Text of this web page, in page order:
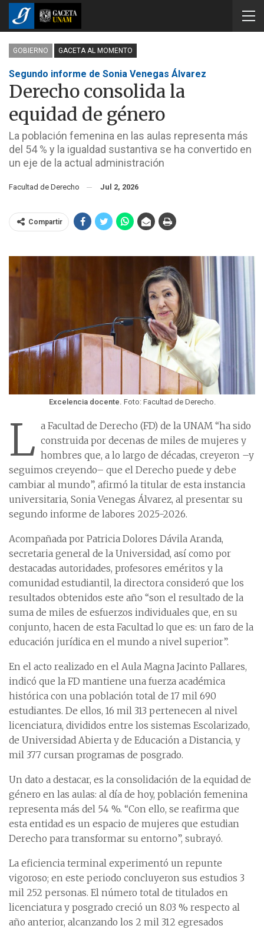
GOBIERNO GACETA AL MOMENTO
Segundo informe de Sonia Venegas Álvarez
Derecho consolida la
equidad de género
La población femenina en las aulas representa más
del 54 % y la igualdad sustantiva se ha convertido en
un eje de la actual administración
Facultad de Derecho Jul 2, 2026
Compartir
Excelencia docente. Foto: Facultad de Derecho.
L a Facultad de Derecho (FD) de la UNAM “ha sido
construida por decenas de miles de mujeres y
hombres que, a lo largo de décadas, creyeron –y
seguimos creyendo– que el Derecho puede y debe
cambiar al mundo”, afirmó la titular de esta instancia
universitaria, Sonia Venegas Álvarez, al presentar su
segundo informe de labores 2025-2026.
Acompañada por Patricia Dolores Dávila Aranda,
secretaria general de la Universidad, así como por
destacadas autoridades, profesores eméritos y la
comunidad estudiantil, la directora consideró que los
resultados obtenidos este año “son el resultado de la
suma de miles de esfuerzos individuales que, en su
conjunto, hacen de esta Facultad lo que es: un faro de la
educación jurídica en el mundo a nivel superior”.
En el acto realizado en el Aula Magna Jacinto Pallares,
indicó que la FD mantiene una fuerza académica
histórica con una población total de 17 mil 690
estudiantes. De ellos, 16 mil 313 pertenecen al nivel
licenciatura, divididos entre los sistemas Escolarizado,
de Universidad Abierta y de Educación a Distancia, y
mil 377 cursan programas de posgrado.
Un dato a destacar, es la consolidación de la equidad de
género en las aulas: al día de hoy, población femenina
representa más del 54 %. “Con ello, se reafirma que
esta entidad es un espacio de mujeres que estudian
Derecho para transformar su entorno”, subrayó.
La eficiencia terminal experimentó un repunte
vigoroso; en este periodo concluyeron sus estudios 3
mil 252 personas. El número total de titulados en
licenciatura y posgrado creció un 8.03 % respecto al
año anterior, alcanzando los 2 mil 312 egresados